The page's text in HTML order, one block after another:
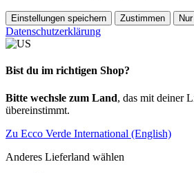
Einstellungen speichern Zustimmen
Datenschutzerklärung
Bist du im richtigen Shop?
Bitte wechsle zum Land, das mit deiner
übereinstimmt.
Zu Ecco Verde International (English)
Anderes Lieferland wählen